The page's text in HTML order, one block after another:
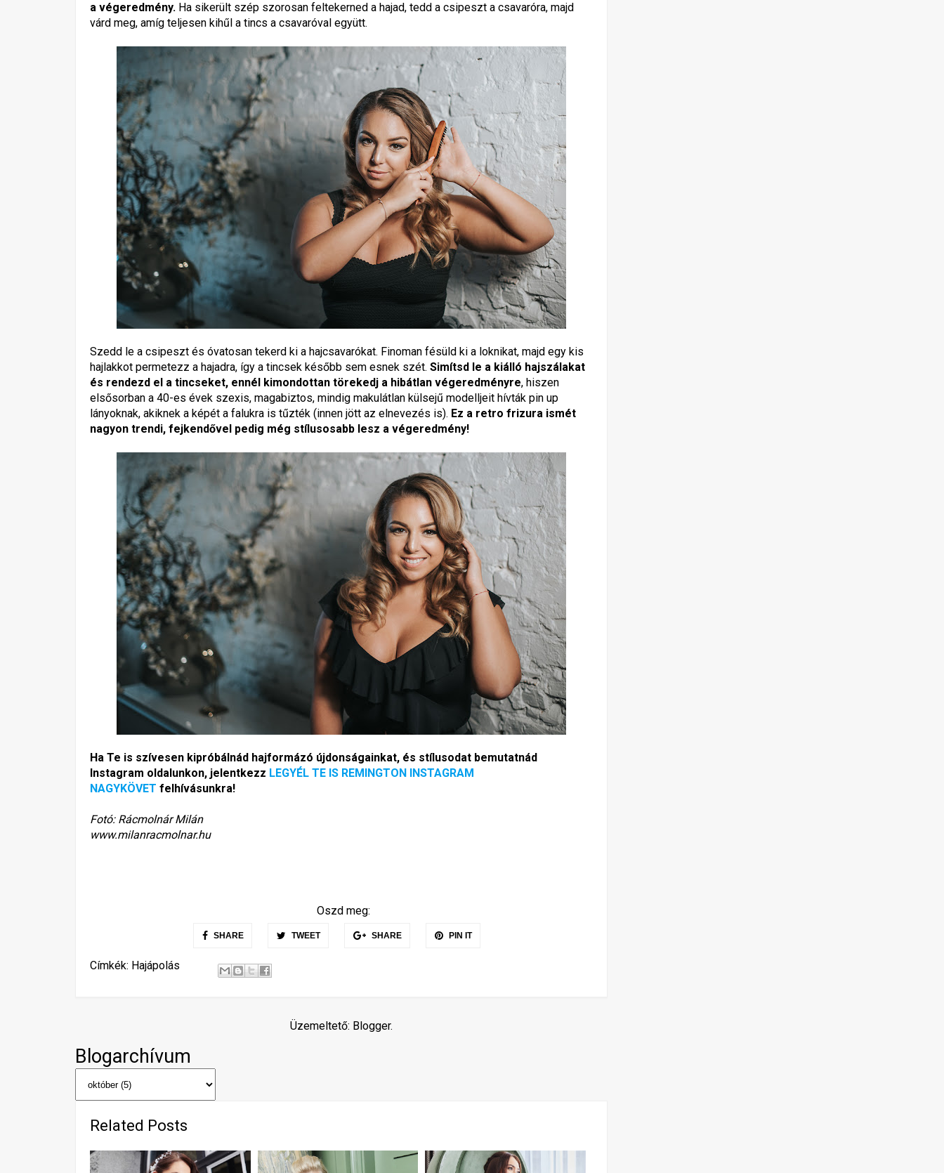
a végeredmény. Ha sikerült szép szorosan feltekerned a hajad, tedd a csipeszt a csavaróra, majd
várd meg, amíg teljesen kihűl a tincs a csavaróval együtt.
Szedd le a csipeszt és óvatosan tekerd ki a hajcsavarókat. Finoman fésüld ki a loknikat, majd egy kis
hajlakkot permetezz a hajadra, így a tincsek később sem esnek szét. Simítsd le a kiálló hajszálakat
és rendezd el a tincseket, ennél kimondottan törekedj a hibátlan végeredményre, hiszen
elsősorban a 40-es évek szexis, magabiztos, mindig makulátlan külsejű modelljeit hívták pin up
lányoknak, akiknek a képét a falukra is tűzték (innen jött az elnevezés is). Ez a retro frizura ismét
nagyon trendi, fejkendővel pedig még stílusosabb lesz a végeredmény!
Ha Te is szívesen kipróbálnád hajformázó újdonságainkat, és stílusodat bemutatnád
Instagram oldalunkon, jelentkezz LEGYÉL TE IS REMINGTON INSTAGRAM
NAGYKÖVET felhívásunkra!
Fotó: Rácmolnár Milán
www.milanracmolnar.hu
Oszd meg:
SHARE TWEET SHARE PIN IT
Címkék: Hajápolás
Üzemeltető: Blogger.
Blogarchívum
Related Posts